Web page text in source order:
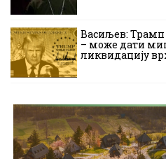
Васиљев: Трамп
– може дати
ликвидацију